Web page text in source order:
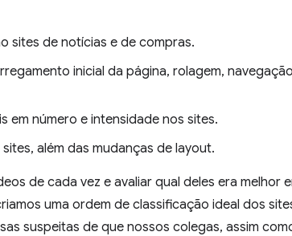
sites de notícias e de compras.
inicial da página, rolagem,
em número e intensidade nos sites.
além das mudanças de layout.
de cada vez e avaliar qual deles era melhor
uma ordem de classificação ideal dos
suspeitas de que nossos colegas, assim